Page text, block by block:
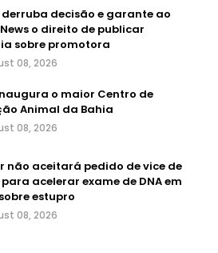
derruba decisão e garante ao
o direito de publicar
sobre promotora
08, 2026
o maior Centro de
Animal da Bahia
08, 2026
não aceitará pedido de vice de
acelerar exame de DNA em
estupro
08, 2026